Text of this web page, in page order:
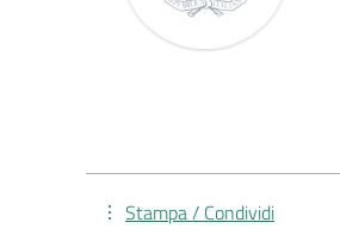
Stampa / Condividi